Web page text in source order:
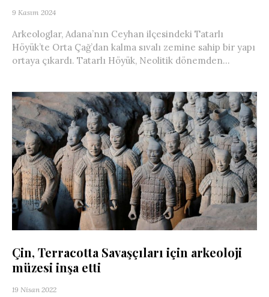
9 Kasım 2024
Arkeologlar, Adana’nın Ceyhan ilçesindeki Tatarlı
Höyük’te Orta Çağ’dan kalma sıvalı zemine sahip bir yapı
ortaya çıkardı. Tatarlı Höyük, Neolitik dönemden...
Çin, Terracotta Savaşçıları için arkeoloji
müzesi inşa etti
19 Nisan 2022